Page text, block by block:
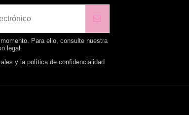
Para ello, consulte nuestra
legal.
y la política de confidencialidad